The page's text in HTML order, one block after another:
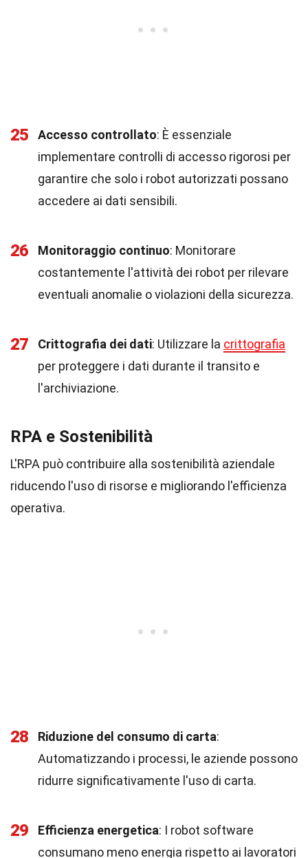
25 Accesso controllato: È essenziale
implementare controlli di accesso rigorosi per
garantire che solo i robot autorizzati possano
accedere ai dati sensibili.
26 Monitoraggio continuo: Monitorare
costantemente l'attività dei robot per rilevare
eventuali anomalie o violazioni della sicurezza.
27 Crittografia dei dati: Utilizzare la crittografia
per proteggere i dati durante il transito e
l'archiviazione.
RPA e Sostenibilità
L'RPA può contribuire alla sostenibilità aziendale
riducendo l'uso di risorse e migliorando l'efficienza
operativa.
28 Riduzione del consumo di carta:
Automatizzando i processi, le aziende possono
ridurre significativamente l'uso di carta.
29 Efficienza energetica: I robot software
consumano meno energia rispetto ai lavoratori